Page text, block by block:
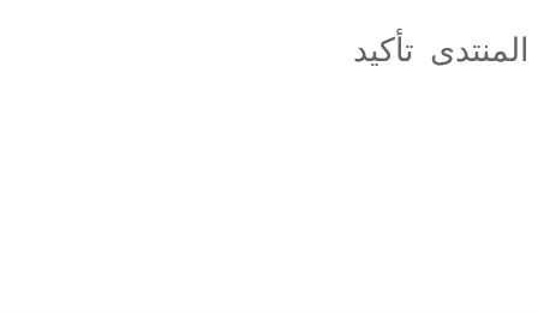
تأكيد